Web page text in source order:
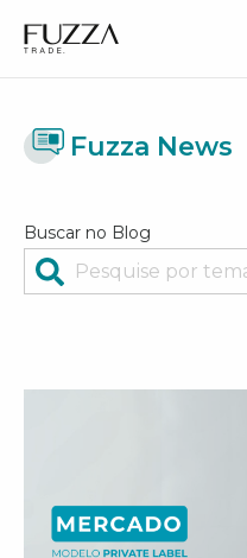
Fuzza Trade
Fuzza News
Buscar no Blog